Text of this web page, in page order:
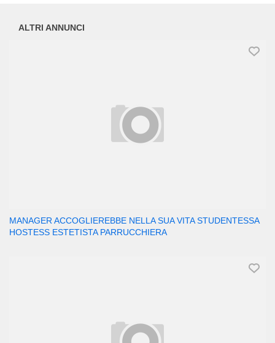
ALTRI ANNUNCI
MANAGER ACCOGLIEREBBE NELLA SUA VITA STUDENTESSA
HOSTESS ESTETISTA PARRUCCHIERA